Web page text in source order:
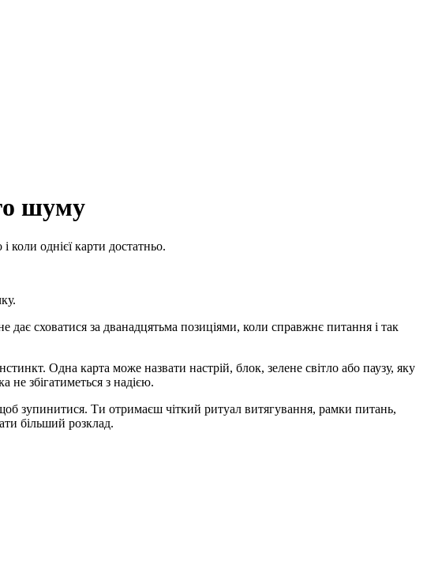
шуму
однієї карти достатньо.
сховатися за дванадцятьма позиціями, коли справжнє питання і так
Одна карта може назвати настрій, блок, зелене світло або паузу, яку
збігатиметься з надією.
зупинитися. Ти отримаєш чіткий ритуал витягування, рамки питань,
більший розклад.